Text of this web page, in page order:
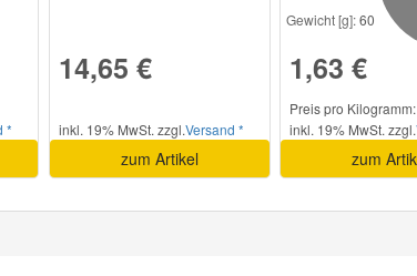
*
14,65 €
inkl. 19% MwSt. zzgl.Versand *
zum Artikel
Gewicht [g]:60
1,63 €
Preis pro
inkl. 19% MwSt. zzgl.
zum